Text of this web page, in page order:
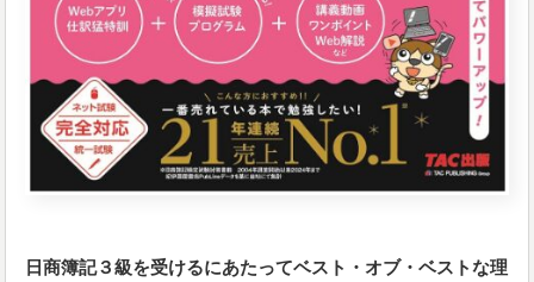
日商簿記３級を受けるにあたってベスト・オブ・ベストな理